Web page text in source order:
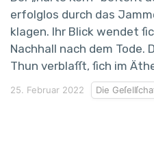
erfolglos durch das
klagen. Ihr Blick wendet
Nachhall nach dem Tode.
Thun verblaſſt, ſich im
25. Februar 2022 Die